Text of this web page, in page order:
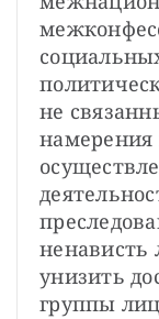
не
намерения
ненависть
унизить
группы